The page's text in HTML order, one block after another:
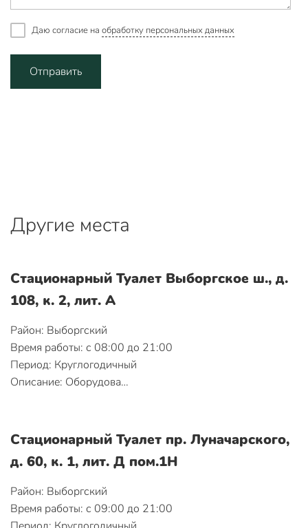
Даю согласие на обработку персональных данных
Отправить
Другие места
Стационарный Туалет Выборгское ш., д.
108, к. 2, лит. А
Район: Выборгский
Время работы: с 08:00 до 21:00
Период: Круглогодичный
Описание: Оборудова…
Стационарный Туалет пр. Луначарского,
д. 60, к. 1, лит. Д пом.1Н
Район: Выборгский
Время работы: с 09:00 до 21:00